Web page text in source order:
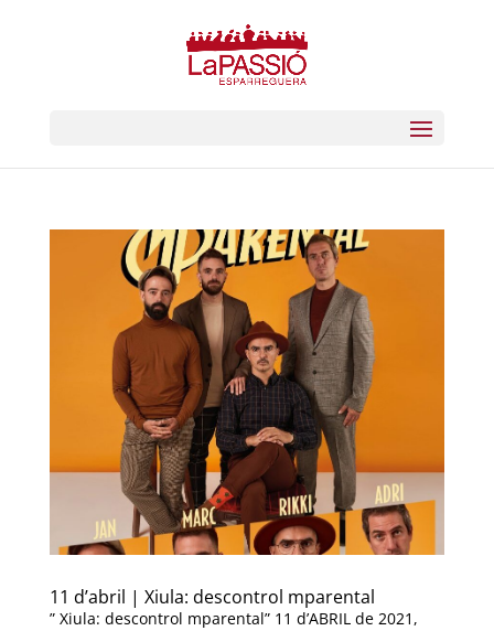
11 d’abril | Xiula: descontrol mparental
” Xiula: descontrol mparental” 11 d’ABRIL de 2021,